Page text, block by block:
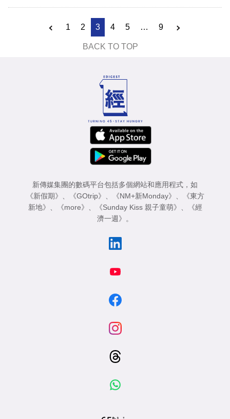
1 2 3 4 5 … 9
BACK TO TOP
新傳媒集團的數碼平台包括多個網站和應用程式，如
《新假期》 、 《GOtrip》 、 《NM+新Monday》 、
《東方
新地》 、 《more》 、 《Sunday Kiss 親子童萌》 、
《經
濟一週》 。